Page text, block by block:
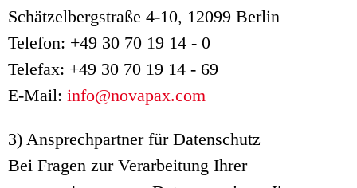
Schätzelbergstraße 4-10, 12099 Berlin
Telefon: +49 30 70 19 14 - 0
Telefax: +49 30 70 19 14 - 69
E-Mail: info@novapax.com
3) Ansprechpartner für Datenschutz
Bei Fragen zur Verarbeitung Ihrer